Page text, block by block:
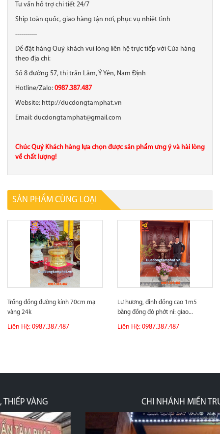
Tư vấn hỗ trợ chi tiết 24/7
Ship toàn quốc, giao hàng tận nơi, phục vụ nhiệt tình
-----------
Để đặt hàng Quý khách vui lòng liên hệ trực tiếp với Cửa hàng
theo địa chỉ:
Số 8 đường 57, thị trấn Lâm, Ý Yên, Nam Định
Hotline/Zalo: 0987.387.487
Website: http://ducdongtamphat.vn
Email: ducdongtamphat@gmail.com
Chúc Quý Khách hàng lựa chọn được sản phẩm ưng ý và hài lòng
về chất lượng!
SẢN PHẨM CÙNG LOẠI
Trống đồng đường kính 70cm mạ
vàng 24k
Liên Hệ: 0987.387.487
Lư hương, đỉnh đồng cao 1m5
bằng đồng đỏ phớt nỉ: giao...
Liên Hệ: 0987.387.487
CHI NHÁNH MIỀN TRUNG